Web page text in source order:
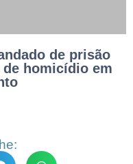
de prisão
homicídio em